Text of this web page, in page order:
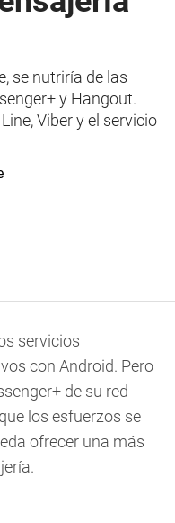
se nutriría de las
y Hangout.
Viber y el servicio
servicios
con Android. Pero
de su red
los esfuerzos se
ofrecer una más